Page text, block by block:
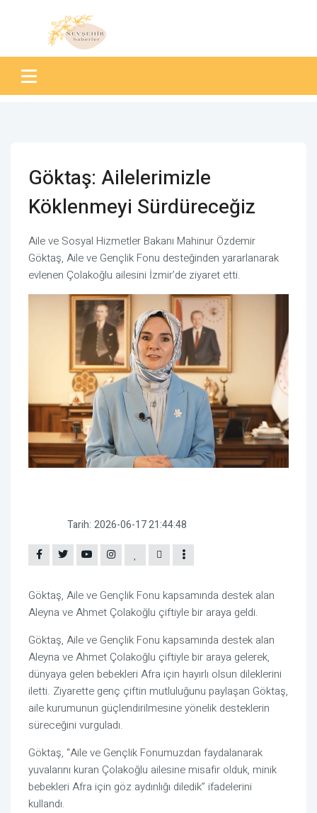
Göktaş: Ailelerimizle
Köklenmeyi Sürdüreceğiz
Aile ve Sosyal Hizmetler Bakanı Mahinur Özdemir
Göktaş, Aile ve Gençlik Fonu desteğinden yararlanarak
evlenen Çolakoğlu ailesini İzmir’de ziyaret etti.
Tarih: 2026-06-17 21:44:48
Göktaş, Aile ve Gençlik Fonu kapsamında destek alan
Aleyna ve Ahmet Çolakoğlu çiftiyle bir araya geldi.
Göktaş, Aile ve Gençlik Fonu kapsamında destek alan
Aleyna ve Ahmet Çolakoğlu çiftiyle bir araya gelerek,
dünyaya gelen bebekleri Afra için hayırlı olsun dileklerini
iletti. Ziyarette genç çiftin mutluluğunu paylaşan Göktaş,
aile kurumunun güçlendirilmesine yönelik desteklerin
süreceğini vurguladı.
Göktaş, “Aile ve Gençlik Fonumuzdan faydalanarak
yuvalarını kuran Çolakoğlu ailesine misafir olduk, minik
bebekleri Afra için göz aydınlığı diledik” ifadelerini
kullandı.